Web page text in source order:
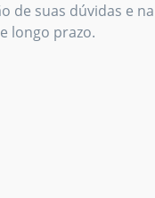
de suas dúvidas e na
longo prazo.